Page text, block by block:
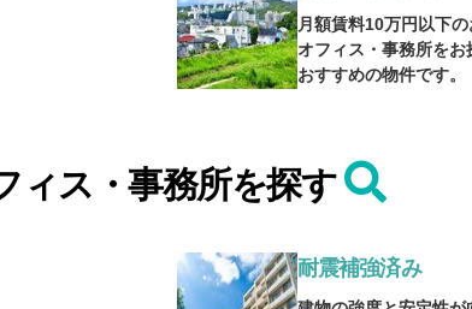
月額賃料10万円以下
オフィス・事務所をお
おすすめの物件です。
ィス・事務所を探す
耐震補強済み